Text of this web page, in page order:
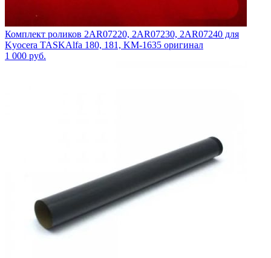
Комплект роликов 2AR07220, 2AR07230, 2AR07240 для
Kyocera TASKAlfa 180, 181, KM-1635 оригинал
1 000 руб.